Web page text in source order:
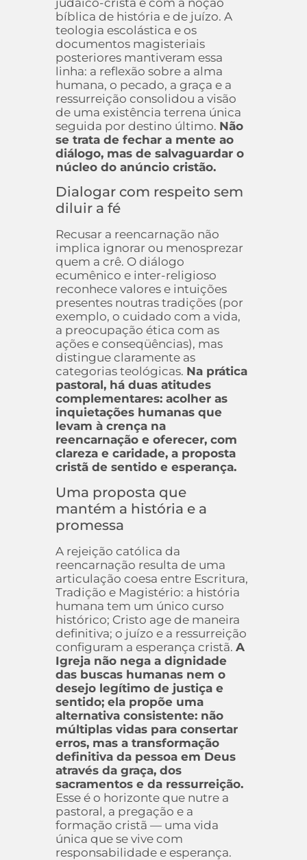
bíblica de história e de juízo. A
teologia escolástica e os
documentos magisteriais
posteriores mantiveram essa
linha: a reflexão sobre a alma
humana, o pecado, a graça e a
ressurreição consolidou a visão
de uma existência terrena única
seguida por destino último. Não
se trata de fechar a mente ao
diálogo, mas de salvaguardar o
núcleo do anúncio cristão.
Dialogar com respeito sem
diluir a fé
Recusar a reencarnação não
implica ignorar ou menosprezar
quem a crê. O diálogo
ecumênico e inter-religioso
reconhece valores e intuições
presentes noutras tradições (por
exemplo, o cuidado com a vida,
a preocupação ética com as
ações e conseqüências), mas
distingue claramente as
categorias teológicas. Na prática
pastoral, há duas atitudes
complementares: acolher as
inquietações humanas que
levam à crença na
reencarnação e oferecer, com
clareza e caridade, a proposta
cristã de sentido e esperança.
Uma proposta que
mantém a história e a
promessa
A rejeição católica da
reencarnação resulta de uma
articulação coesa entre Escritura,
Tradição e Magistério: a história
humana tem um único curso
histórico; Cristo age de maneira
definitiva; o juízo e a ressurreição
configuram a esperança cristã.A
Igreja não nega a dignidade
das buscas humanas nem o
desejo legítimo de justiça e
sentido; ela propõe uma
alternativa consistente: não
múltiplas vidas para consertar
erros, mas a transformação
definitiva da pessoa em Deus
através da graça, dos
sacramentos e da ressurreição.
Esse é o horizonte que nutre a
pastoral, a pregação e a
formação cristã — uma vida
única que se vive com
responsabilidade e esperança.